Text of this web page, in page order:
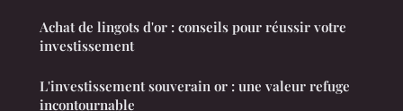
Achat de lingots d'or : conseils pour réussir votre
investissement
L'investissement souverain or : une valeur refuge
incontournable